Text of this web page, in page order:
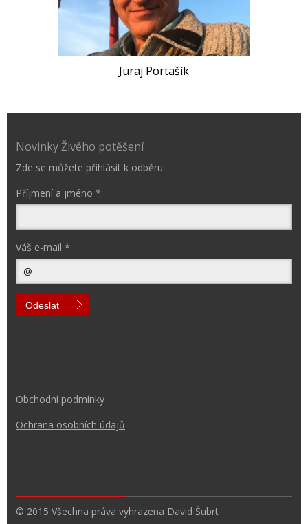
Juraj Portašík
Novinky Živého potěšení
Zde se můžete přihlásit k odběru:
Příjmení a jméno *:
Váš e-mail *:
Odeslat
Obchodní podmínky
Ochrana osobních údajů
© 2015 Všechna práva vyhrazena David Šubrt